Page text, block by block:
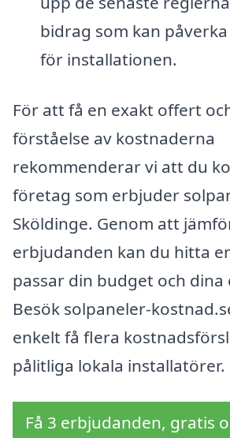
bidrag som kan
för installationen.
För att få en exakt offert
förståelse av kostnaderna
rekommenderar vi att du
företag som erbjuder
Sköldinge. Genom att
erbjudanden kan du hitta
passar din budget och dina
Besök solpaneler-
enkelt få flera
pålitliga lokala installatörer.
Få 3 erbjudanden, gratis